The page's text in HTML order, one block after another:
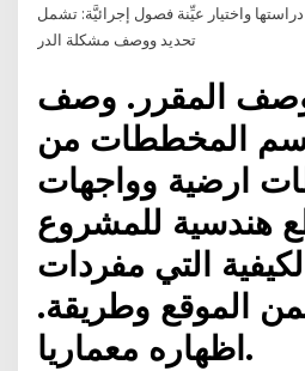
واختيار عيِّنة فصول إجرائيَّة: تشمل
تحديد ووصف مشكلة الدر
المقرر. وصف
رسم المخططات من
ارضية وواجهات
هندسية للمشروع
التي مفردات
الموقع وطريقة.
اظهاره معماريا.